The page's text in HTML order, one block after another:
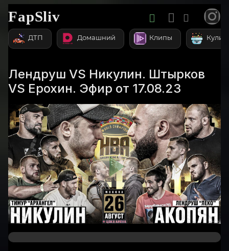
FapSliv
ДТП Домашний Клипы
Лендруш VS Никулин. Штырков
VS Ерохин. Эфир от 17.08.23